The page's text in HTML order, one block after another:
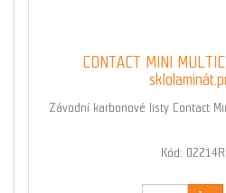
CONTACT MINI
Závodní karbonové listy Contact
Kód: